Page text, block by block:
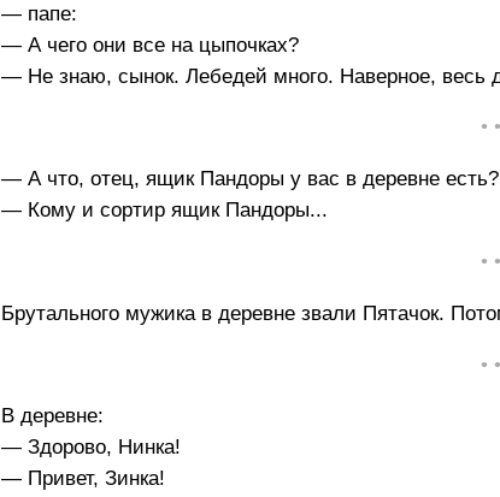
— папе:
— А чего они все на цыпочках?
— Не знаю, сынок. Лебедей много. Наверное, весь
•
— А что, отец, ящик Пандоры у вас в деревне есть?
— Кому и сортир ящик Пандоры...
•
Брутального мужика в деревне звали Пятачок.
•
В деревне:
— Здорово, Нинка!
— Привет, Зинка!